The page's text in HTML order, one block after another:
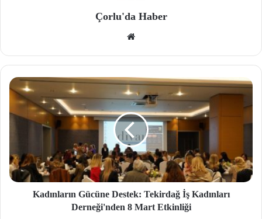
Çorlu'da Haber
site
si
Kadınların Gücüne Destek: Tekirdağ İş Kadınları
Derneği'nden 8 Mart Etkinliği